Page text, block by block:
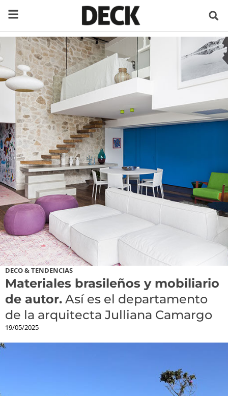
DECO & TENDENCIAS
Materiales brasileños y mobiliario
de autor. Así es el departamento
de la arquitecta Julliana Camargo
19/05/2025